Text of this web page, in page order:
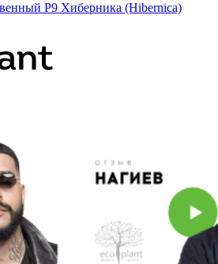
P9 Хиберника (Hibernica)